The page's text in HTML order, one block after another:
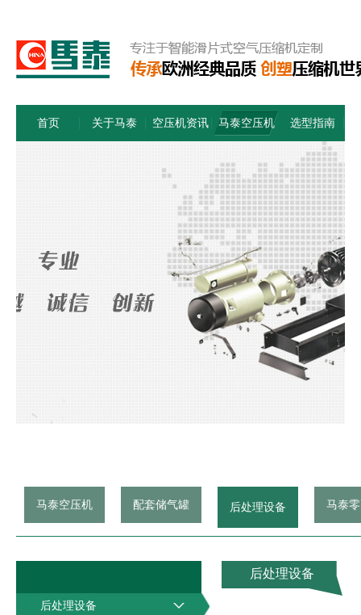
首页 关于马泰 空压机资讯 马泰空压机 选型指南
马泰空压机 配套储气罐 后处理设备 马泰
后处理设备
后处理设备